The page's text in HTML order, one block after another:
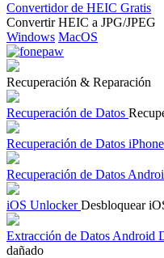
Convertidor de HEIC Gratis
Convertir HEIC a JPG/JPEG
Windows MacOS
Recuperación & Reparación
Recuperación de Datos
Recuperación de Datos iPhone
Recuperación de Datos
iOS Unlocker Desbloquear
Extracción de Datos Android
dañado